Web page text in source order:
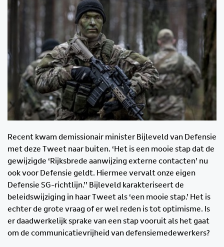
Recent kwam demissionair minister Bijleveld van Defensie
met deze Tweet naar buiten. ‘Het is een mooie stap dat de
gewijzigde ‘Rijksbrede aanwijzing externe contacten’ nu
ook voor Defensie geldt. Hiermee vervalt onze eigen
Defensie SG-richtlijn.’’ Bijleveld karakteriseert de
beleidswijziging in haar Tweet als ‘een mooie stap.’ Het is
echter de grote vraag of er wel reden is tot optimisme. Is
er daadwerkelijk sprake van een stap vooruit als het gaat
om de communicatievrijheid van defensiemedewerkers?